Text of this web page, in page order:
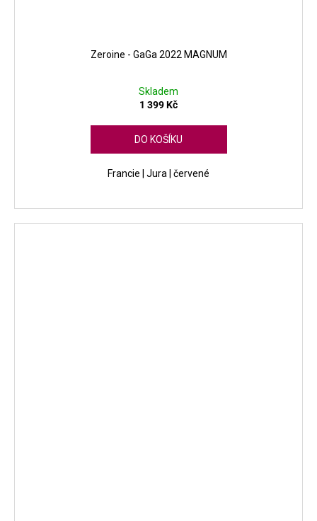
Zeroine - GaGa 2022 MAGNUM
Skladem
1 399 Kč
DO KOŠÍKU
Francie | Jura | červené